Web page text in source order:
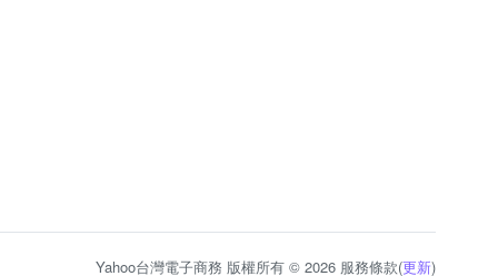
Yahoo台灣電子商務 版權所有 © 2026 服務條款(更新)